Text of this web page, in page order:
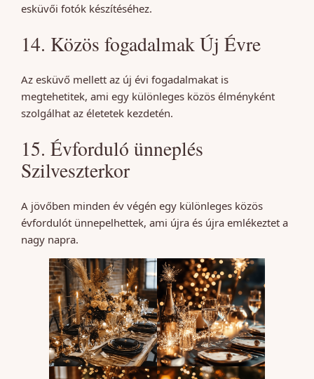
esküvői fotók készítéséhez.
14. Közös fogadalmak Új Évre
Az esküvő mellett az új évi fogadalmakat is
megtehetitek, ami egy különleges közös élményként
szolgálhat az életetek kezdetén.
15. Évforduló ünneplés
Szilveszterkor
A jövőben minden év végén egy különleges közös
évfordulót ünnepelhettek, ami újra és újra emlékeztet a
nagy napra.